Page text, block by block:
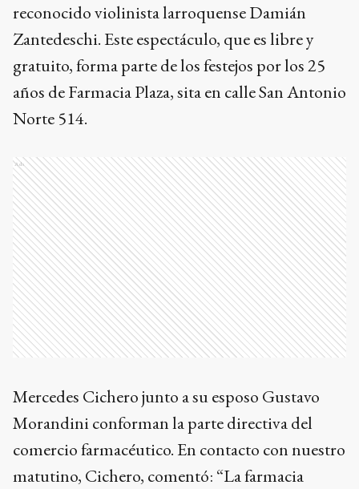
reconocido violinista larroquense Damián
Zantedeschi. Este espectáculo, que es libre y
gratuito, forma parte de los festejos por los 25
años de Farmacia Plaza, sita en calle San Antonio
Norte 514.
Ads
Mercedes Cichero junto a su esposo Gustavo
Morandini conforman la parte directiva del
comercio farmacéutico. En contacto con nuestro
matutino, Cichero, comentó: “La farmacia